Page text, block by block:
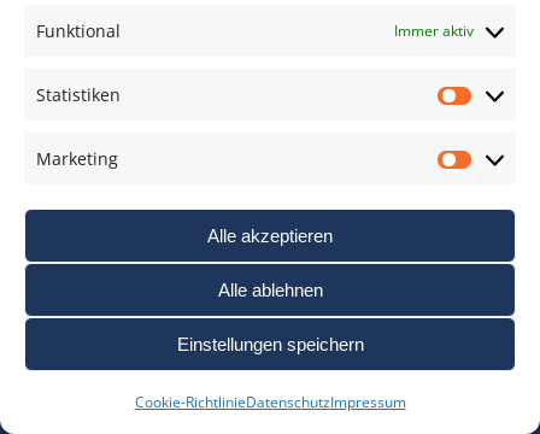
Funktional Immer aktiv
Statistiken
Marketing
Alle akzeptieren
Alle ablehnen
Einstellungen speichern
Cookie-RichtlinieDatenschutzImpressum
NEWSLETTER ANMELDUNG
Bitte geben Sie Ihre E-Mail Adresse ein.
*